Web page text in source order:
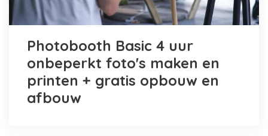
Photobooth Basic 4 uur
onbeperkt foto's maken en
printen + gratis opbouw en
afbouw